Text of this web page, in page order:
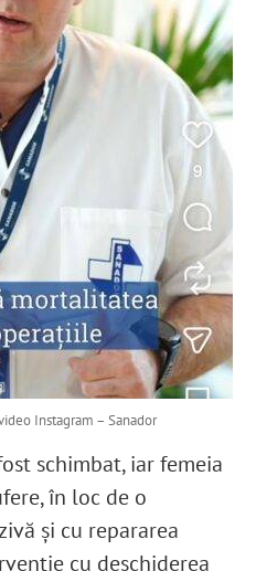
Instagram – Sanador
schimbat, iar femeia
în loc de o
și cu repararea
cu deschiderea